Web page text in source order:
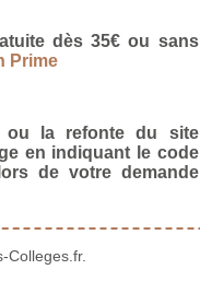
dès 35€ ou sans
Prime
ou la refonte du site
en indiquant le code
de votre demande
Colleges.fr.